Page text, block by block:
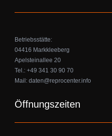
Betriebsstätte:
04416 Markkleeberg
Apelsteinallee 20
Tel.: +49 341 30 90 70
Mail: daten@reprocenter.info
Öffnungszeiten